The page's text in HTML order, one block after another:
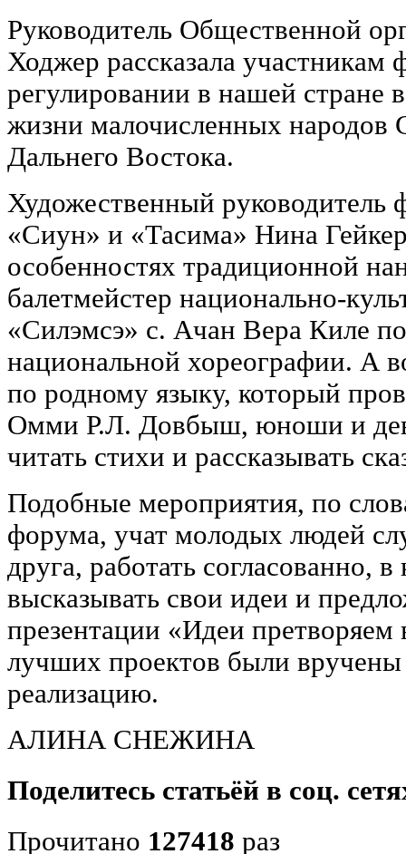
Руководитель Общественной
Ходжер рассказала участникам
регулировании в нашей стране
жизни малочисленных народов
Дальнего Востока.
Художественный руководитель
«Сиун» и «Тасима» Нина
особенностях традиционной
балетмейстер национально-
«Силэмсэ» с. Ачан Вера Киле
национальной хореографии. А
по родному языку, который
Омми Р.Л. Довбыш, юноши и
читать стихи и рассказывать
Подобные мероприятия, по
форума, учат молодых людей
друга, работать согласованно,
высказывать свои идеи и
презентации «Идеи претворяем
лучших проектов были
реализацию.
АЛИНА СНЕЖИНА
Поделитесь статьёй в соц.
Прочитано 127418 раз